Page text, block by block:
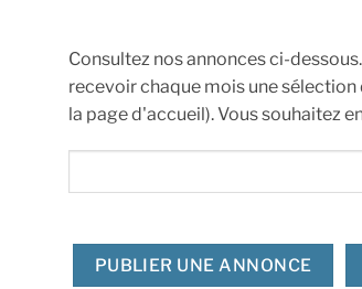
Consultez nos annonces ci-
recevoir chaque mois une
la page d'accueil). Vous souhaitez
PUBLIER UNE ANNONCE